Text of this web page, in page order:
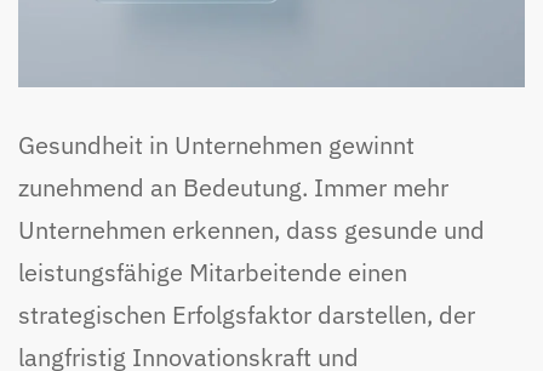
Gesundheit in Unternehmen gewinnt
zunehmend an Bedeutung. Immer mehr
Unternehmen erkennen, dass gesunde und
leistungsfähige Mitarbeitende einen
strategischen Erfolgsfaktor darstellen, der
langfristig Innovationskraft und